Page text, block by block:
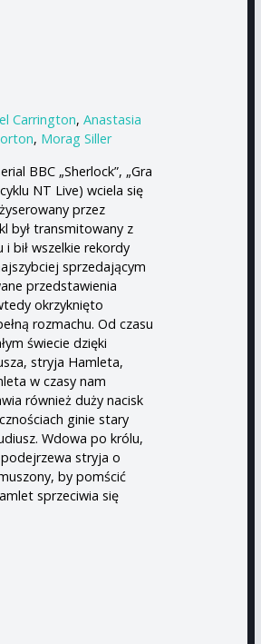
Carrington,Anastasia
, Morag Siller
BBC „Sherlock”, „Gra
NT Live) wciela się
przez
był transmitowany z
bił wszelkie rekordy
sprzedającym
przedstawienia
okrzyknięto
rozmachu. Od czasu
świecie dzięki
stryja Hamleta,
w czasy nam
również duży nacisk
ginie stary
Wdowa po królu,
stryja o
by pomścić
sprzeciwia się